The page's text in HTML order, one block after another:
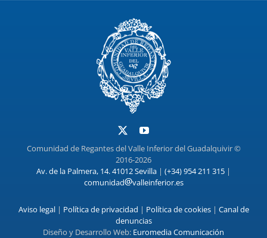
Comunidad de Regantes del Valle Inferior del Guadalquivir ©
2016-2026
Av. de la Palmera, 14. 41012 Sevilla | (+34) 954 211 315 |
comunidad
valleinferior.es
Aviso legal| Política de privacidad | Política de cookies| Canal de
denuncias
Diseño y Desarrollo Web: Euromedia Comunicación